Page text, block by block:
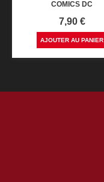
COMICS DC
Prix
7,90 €
AJOUTER AU PANIER